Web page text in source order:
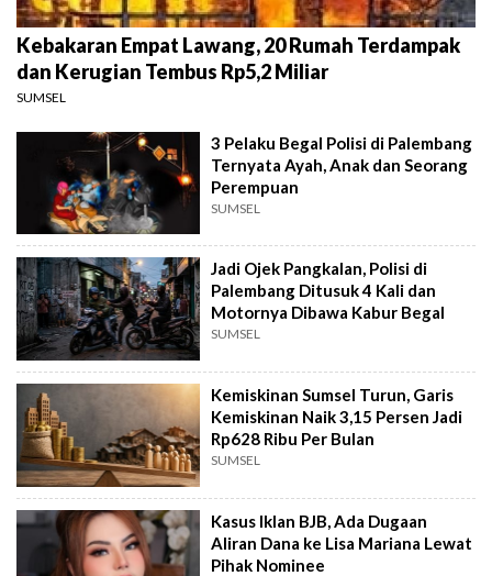
Kebakaran Empat Lawang, 20 Rumah Terdampak
dan Kerugian Tembus Rp5,2 Miliar
SUMSEL
3 Pelaku Begal Polisi di Palembang
Ternyata Ayah, Anak dan Seorang
Perempuan
SUMSEL
Jadi Ojek Pangkalan, Polisi di
Palembang Ditusuk 4 Kali dan
Motornya Dibawa Kabur Begal
SUMSEL
Kemiskinan Sumsel Turun, Garis
Kemiskinan Naik 3,15 Persen Jadi
Rp628 Ribu Per Bulan
SUMSEL
Kasus Iklan BJB, Ada Dugaan
Aliran Dana ke Lisa Mariana Lewat
Pihak Nominee